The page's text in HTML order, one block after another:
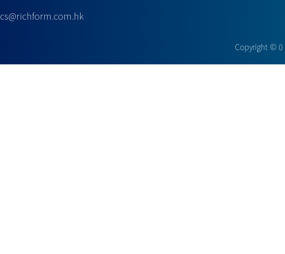
cs@richform.com.hk
Copyright © 0